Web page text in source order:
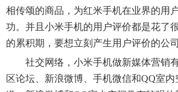
相传颂的商品，为红米手机在业界的用
功。并且小米手机的用户评价都是花了
的累积期，要想立刻产生用户评价的公
社交网络，小米手机做新媒体营销
区论坛、新浪微博、手机微信和QQ室